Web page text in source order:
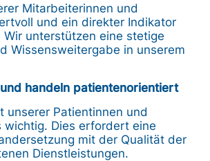
Mitarbeiterinnen und
und ein direkter Indikator
Wir unterstützen eine stetige
Wissensweitergabe in unserem
handeln patientenorientiert
unserer Patientinnen und
wichtig. Dies erfordert eine
mit der Qualität der
Dienstleistungen.